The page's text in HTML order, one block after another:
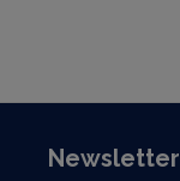
Newsletter